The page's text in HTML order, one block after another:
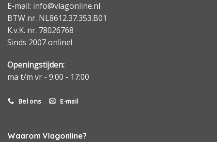
E-mail: info@vlagonline.nl
BTW nr. NL8612.37.353.B01
K.v.K. nr. 78026768
Sinds 2007 online!
Openingstijden:
ma t/m vr - 9:00 - 17:00
Bel ons E-mail
Waarom Vlagonline?